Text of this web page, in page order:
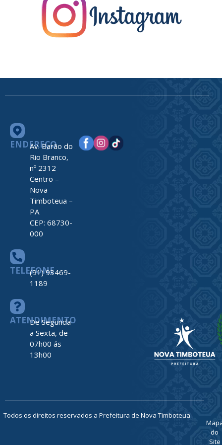
ENDEREÇO
Av. Barão do
Rio Branco,
nº 2312
Centro –
Nova
Timboteua –
PA
CEP: 68730-
000
TELEFONE
(91) 93469-
1189
ATENDIMENTO
De Segunda
a Sexta, de
07h00 ás
13h00
Todos os direitos reservados a Prefeitura de Nova Timboteua
do
Site